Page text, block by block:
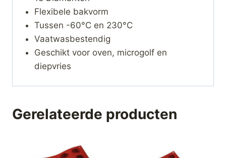
Flexibele bakvorm
Tussen -60°C en 230°C
Vaatwasbestendig
Geschikt voor oven, microgolf en
diepvries
Gerelateerde producten